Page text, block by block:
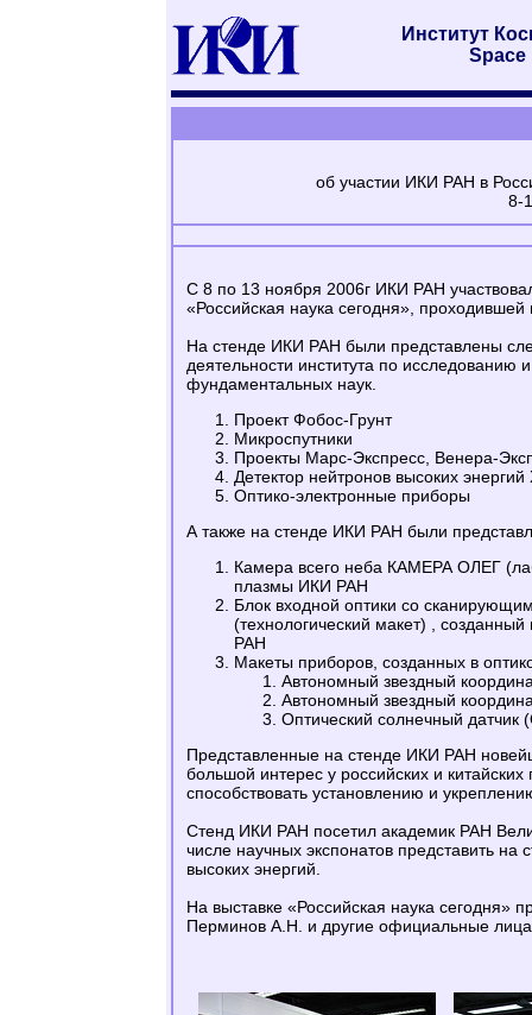
Институт
Space
об участии ИКИ РАН в
8-
С 8 по 13 ноября 2006г ИКИ РАН
«Российская наука сегодня»,
На стенде ИКИ РАН были представлены
деятельности института по исследованию
фундаментальных наук.
Проект Фобос-Грунт
Микроспутники
Проекты Марс-Экспресс, Венера-
Детектор нейтронов высоких
Оптико-электронные приборы
А также на стенде ИКИ РАН были
Камера всего неба КАМЕРА ОЛЕГ
плазмы ИКИ РАН
Блок входной оптики со
(технологический макет) ,
РАН
Макеты приборов, созданных в
Автономный звездный
Автономный звездный
Оптический солнечный
Представленные на стенде ИКИ РАН
большой интерес у российских и
способствовать установлению и
Стенд ИКИ РАН посетил академик РАН
числе научных экспонатов представить
высоких энергий.
На выставке «Российская наука
Перминов А.Н. и другие официальные